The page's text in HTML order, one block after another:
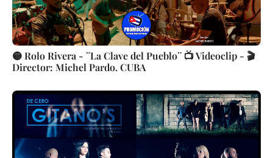
🟡 Rolo Rivera - ¨La Clave del Pueblo¨ 📺 Videoclip - 🎬
Director: Michel Pardo. CUBA